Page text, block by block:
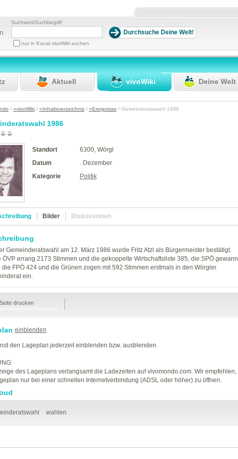
Suchwort/Suchbegriff
nur in Kanal vivoWiki suchen
Aktuell vivoWiki Deine Welt
/ »vivoWiki/ »Inhaltsverzeichnis/ »Ereignisse / Gemeinderatswahl 1986
1986
Standort
6300, Wörgl
Datum
. Dezember
Kategorie
Politik
Bilder Diskussionen
Gemeinderatswahl am 12. März 1986 wurde Fritz Atzl als Bürgermeister bestätigt.
ÖVP errang 2173 Stimmen und die gekoppelte Wirtschaftsliste 385, die SPÖ gewann
die FPÖ 424 und die Grünen zogen mit 592 Stimmen erstmals in den Wörgler
ein.
Seite drucken
einblenden
den Lageplan jederzeit einblenden bzw. ausblenden.
des Lageplans verlangsamt die Ladezeiten auf vivomondo.com. Wir empfehlen,
nur bei einer schnellen Internetverbindung (ADSL oder höher) zu öffnen.
wahlen